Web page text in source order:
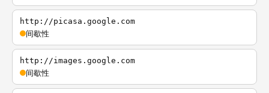
http://picasa.google.com
间歇性
http://images.google.com
间歇性